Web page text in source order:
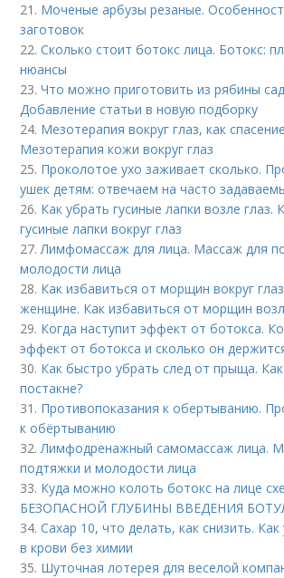
21. Моченые арбузы резаные.
заготовок
22.Сколько стоит ботокс лица. Ботокс:
нюансы
23.Что можно приготовить из рябины
Добавление статьи в новую подборку
24. Мезотерапия вокруг глаз, как
Мезотерапия кожи вокруг глаз
25. Проколотое ухо заживает сколько.
ушек детям: отвечаем на часто
26. Как убрать гусиные лапки возле глаз.
гусиные лапки вокруг глаз
27.Лимфомассаж для лица. Массаж для
молодости лица
28. Как избавиться от морщин вокруг
женщине. Как избавиться от морщин
29. Когда наступит эффект от ботокса.
эффект от ботокса и сколько он
30. Как быстро убрать след от прыща.
постакне?
31. Противопоказания к обертыванию.
к обёртыванию
32.Лимфодренажный самомассаж лица.
подтяжки и молодости лица
33. Куда можно колоть ботокс на лице
БЕЗОПАСНОЙ ГЛУБИНЫ ВВЕДЕНИЯ
34.Сахар 10, что делать, как снизить.
в крови без химии
35. Шуточная лотерея для веселой